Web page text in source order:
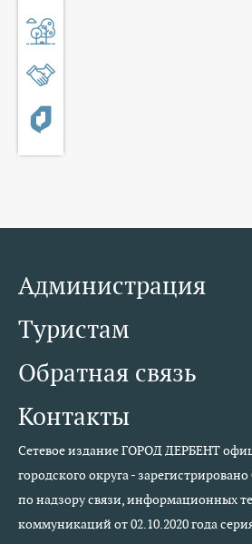
Администрация
Туристам
Обратная связь
Контакты
Сетевое издание ГОРОД ДЕРБЕНТ
городского округа -
по надзору связи, информационных
коммуникаций от 02.10.2020 года